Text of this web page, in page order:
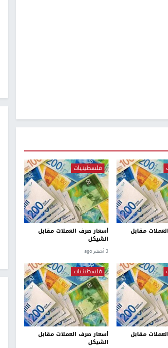
مقابل
فلسطينيات
أسعار صرف العملات مقابل
الشيكل
3 أشهر ago
مقابل
فلسطينيات
أسعار صرف العملات مقابل
الشيكل